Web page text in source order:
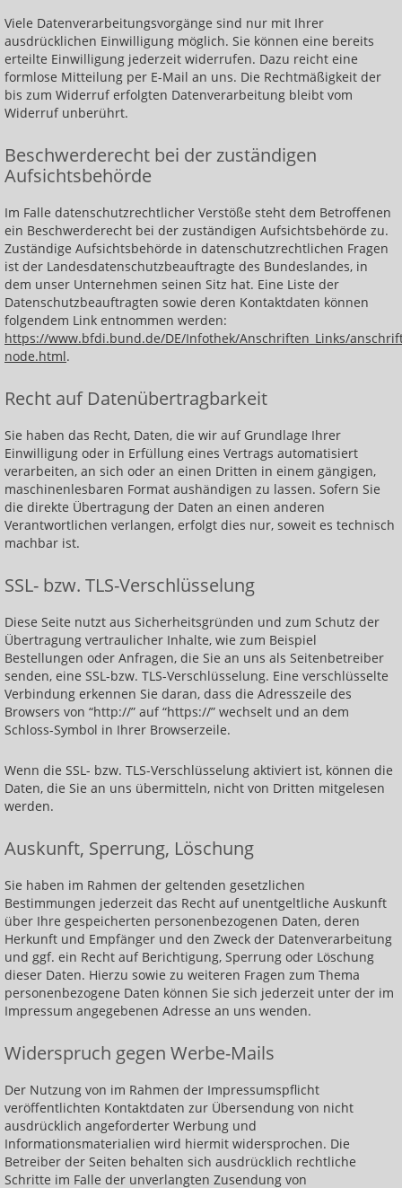
Viele Datenverarbeitungsvorgänge sind nur mit Ihrer
ausdrücklichen Einwilligung möglich. Sie können eine bereits
erteilte Einwilligung jederzeit widerrufen. Dazu reicht eine
formlose Mitteilung per E-Mail an uns. Die Rechtmäßigkeit der
bis zum Widerruf erfolgten Datenverarbeitung bleibt vom
Widerruf unberührt.
Beschwerderecht bei der zuständigen
Aufsichtsbehörde
Im Falle datenschutzrechtlicher Verstöße steht dem Betroffenen
ein Beschwerderecht bei der zuständigen Aufsichtsbehörde zu.
Zuständige Aufsichtsbehörde in datenschutzrechtlichen Fragen
ist der Landesdatenschutzbeauftragte des Bundeslandes, in
dem unser Unternehmen seinen Sitz hat. Eine Liste der
Datenschutzbeauftragten sowie deren Kontaktdaten können
folgendem Link entnommen werden:
https://www.bfdi.bund.de/DE/Infothek/Anschriften_Links/
node.html.
Recht auf Datenübertragbarkeit
Sie haben das Recht, Daten, die wir auf Grundlage Ihrer
Einwilligung oder in Erfüllung eines Vertrags automatisiert
verarbeiten, an sich oder an einen Dritten in einem gängigen,
maschinenlesbaren Format aushändigen zu lassen. Sofern Sie
die direkte Übertragung der Daten an einen anderen
Verantwortlichen verlangen, erfolgt dies nur, soweit es technisch
machbar ist.
SSL- bzw. TLS-Verschlüsselung
Diese Seite nutzt aus Sicherheitsgründen und zum Schutz der
Übertragung vertraulicher Inhalte, wie zum Beispiel
Bestellungen oder Anfragen, die Sie an uns als Seitenbetreiber
senden, eine SSL-bzw. TLS-Verschlüsselung. Eine verschlüsselte
Verbindung erkennen Sie daran, dass die Adresszeile des
Browsers von “http://” auf “https://” wechselt und an dem
Schloss-Symbol in Ihrer Browserzeile.
Wenn die SSL- bzw. TLS-Verschlüsselung aktiviert ist, können die
Daten, die Sie an uns übermitteln, nicht von Dritten mitgelesen
werden.
Auskunft, Sperrung, Löschung
Sie haben im Rahmen der geltenden gesetzlichen
Bestimmungen jederzeit das Recht auf unentgeltliche Auskunft
über Ihre gespeicherten personenbezogenen Daten, deren
Herkunft und Empfänger und den Zweck der Datenverarbeitung
und ggf. ein Recht auf Berichtigung, Sperrung oder Löschung
dieser Daten. Hierzu sowie zu weiteren Fragen zum Thema
personenbezogene Daten können Sie sich jederzeit unter der im
Impressum angegebenen Adresse an uns wenden.
Widerspruch gegen Werbe-Mails
Der Nutzung von im Rahmen der Impressumspflicht
veröffentlichten Kontaktdaten zur Übersendung von nicht
ausdrücklich angeforderter Werbung und
Informationsmaterialien wird hiermit widersprochen. Die
Betreiber der Seiten behalten sich ausdrücklich rechtliche
Schritte im Falle der unverlangten Zusendung von